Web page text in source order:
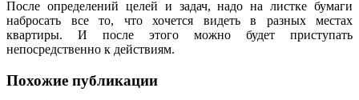
После определений целей и задач, надо на листке бумаги
набросать все то, что хочется видеть в разных местах
квартиры. И после этого можно будет приступать
непосредственно к действиям.
Похожие публикации